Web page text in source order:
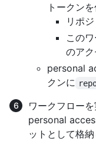
トークン
リポ
この
のアク
personal
クンに
ワークフロー
personal
ットとして格納